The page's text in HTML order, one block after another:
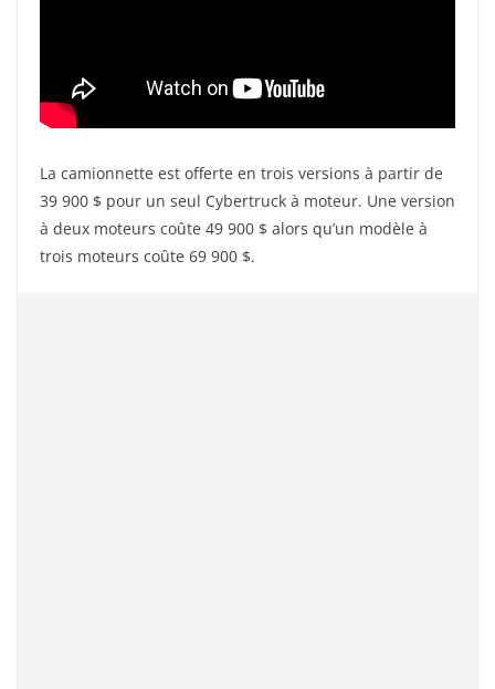
La camionnette est offerte en trois versions à partir de
39 900 $ pour un seul Cybertruck à moteur. Une version
à deux moteurs coûte 49 900 $ alors qu’un modèle à
trois moteurs coûte 69 900 $.